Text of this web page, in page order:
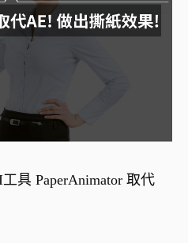
具 PaperAnimator 取代